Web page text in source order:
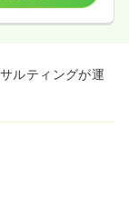
ルティングが運